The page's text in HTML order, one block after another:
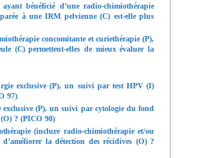
bénéficié d’une radio-chimiothérapie
à une IRM pelvienne (C) est-elle plus
concomitante et curiethérapie (P),
(C) permettent-elles de mieux évaluer la
exclusive (P), un suivi par test HPV (I)
97)
exclusive (P), un suivi par cytologie du fond
? (PICO 98)
(inclure radio-chimiothérapie et/ou
la détection des récidives (O) ?